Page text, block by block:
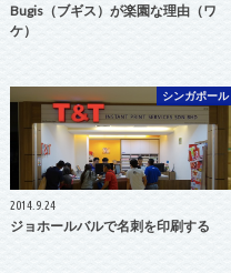
Bugis（ブギス）が楽園な理由（ワ
ケ）
シンガポール
2014.9.24
ジョホールバルで名刺を印刷する